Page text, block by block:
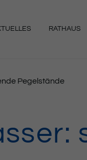
RATHAUS
Pegelstände